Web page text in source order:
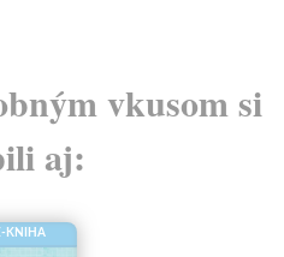
vkusom si
aj: